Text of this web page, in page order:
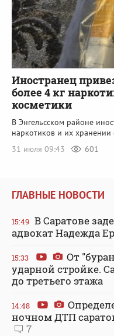
Иностранец
более 4 кг
косметики
В Энгельсском районе
наркотиков и их хранении
31 июля 09:43
601
ГЛАВНЫЕ НОВОСТИ
15:49 В Саратове
адвокат Надежда
15:33
От
ударной стройке.
до третьего этажа
14:48
ночном ДТП
7